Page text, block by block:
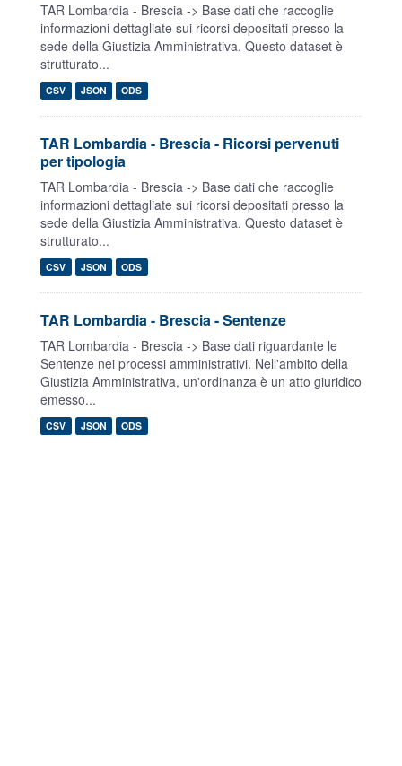
TAR Lombardia - Brescia -> Base dati che raccoglie
informazioni dettagliate sui ricorsi depositati presso la
sede della Giustizia Amministrativa. Questo dataset è
strutturato...
CSV JSON ODS
TAR Lombardia - Brescia - Ricorsi pervenuti
per tipologia
TAR Lombardia - Brescia -> Base dati che raccoglie
informazioni dettagliate sui ricorsi depositati presso la
sede della Giustizia Amministrativa. Questo dataset è
strutturato...
CSV JSON ODS
TAR Lombardia - Brescia - Sentenze
TAR Lombardia - Brescia -> Base dati riguardante le
Sentenze nei processi amministrativi. Nell'ambito della
Giustizia Amministrativa, un'ordinanza è un atto giuridico
emesso...
CSV JSON ODS